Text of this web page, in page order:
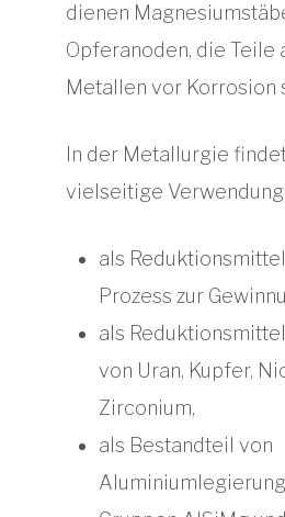
dienen
Opferanoden, die Teile
Metallen vor Korrosion
In der Metallurgie
vielseitige Verwendung,
als
Prozess zur
als
von Uran, Kupfer,
Zirconium,
als Bestandteil von